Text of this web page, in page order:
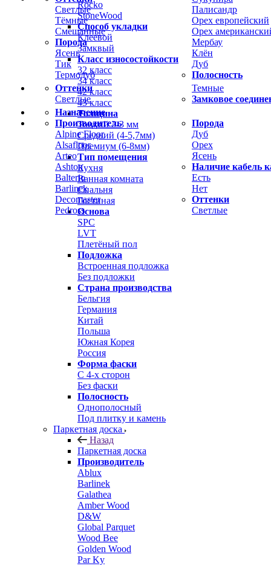
Светлые
Тёмные
Смешанные
Порода
Ясень
Тик
Термодуб
Палисандр
Орех европейский
Орех
Мербау
Клён
Дуб
Полосность
Оттенки
Светлые
Темные
Замковое
Назначение
Производитель
Alpine Floor
Alsafloor
Arteo
Ashton
Balterio
Barlinek
Decomaster
Pedross
Порода
Дуб
Орех
Ясень
Наличие кабель
Есть
Нет
Оттенки
Светлые
Rocko
StoneWood
Способ укладки
Клеевой
Замквый
Класс износостойкости
32 класс
34 класс
42 класс
43 класс
Толщина
Тонкий 2-3 мм
Средний (4-5,7мм)
Премиум (6-8мм)
Тип помещения
Кухня
Ванная комната
Спальня
Гостиная
Основа
SPC
LVT
Плетёный пол
Подложка
Встроенная подложка
Без подложки
Страна производства
Бельгия
Германия
Китай
Польша
Южная Корея
Россия
Форма фаски
С 4-х сторон
Без фаски
Полосность
Однополосный
Под плитку и камень
Паркетная доска
Назад
Паркетная доска
Производитель
Ablux
Barlinek
Galathea
Amber Wood
D&W
Global Parquet
Wood Bee
Golden Wood
Par Ky